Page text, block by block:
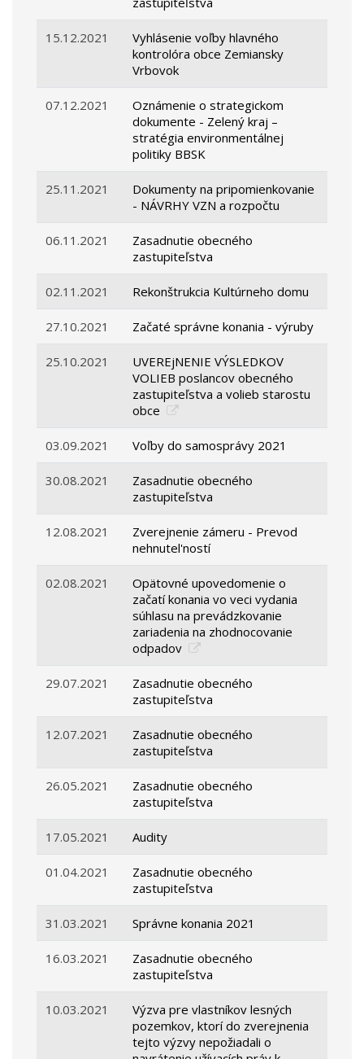
15.12.2021
Vyhlásenie voľby hlavného
kontrolóra obce Zemiansky
Vrbovok
07.12.2021
Oznámenie o strategickom
dokumente - Zelený kraj –
stratégia environmentálnej
politiky BBSK
25.11.2021
Dokumenty na pripomienkovanie
- NÁVRHY VZN a rozpočtu
06.11.2021
Zasadnutie obecného
zastupiteľstva
02.11.2021 Rekonštrukcia Kultúrneho domu
27.10.2021 Začaté správne konania - výruby
25.10.2021
UVEREjNENIE VÝSLEDKOV
VOLIEB poslancov obecného
zastupiteľstva a volieb starostu
obce
03.09.2021 Voľby do samosprávy 2021
30.08.2021
Zasadnutie obecného
zastupiteľstva
12.08.2021
Zverejnenie zámeru - Prevod
nehnutel'ností
02.08.2021
Opätovné upovedomenie o
začatí konania vo veci vydania
súhlasu na prevádzkovanie
zariadenia na zhodnocovanie
odpadov
29.07.2021
Zasadnutie obecného
zastupiteľstva
12.07.2021
Zasadnutie obecného
zastupiteľstva
26.05.2021
Zasadnutie obecného
zastupiteľstva
17.05.2021 Audity
01.04.2021
Zasadnutie obecného
zastupiteľstva
31.03.2021 Správne konania 2021
16.03.2021
Zasadnutie obecného
zastupiteľstva
10.03.2021
Výzva pre vlastníkov lesných
pozemkov, ktorí do zverejnenia
tejto výzvy nepožiadali o